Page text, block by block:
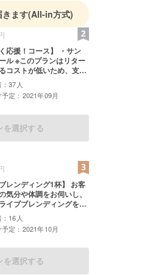
きます(All-in方式)
援！コース】 ・サン
はリター
コストが低いため、支援
を開業資金にさせていた
可能となっております。
37人
定：2021年09月
を選択する
レンディング1杯】 お客
気分や体調をお伺いし、
イブブレンディングをし
杯ご提供させていただき
16人
定：2021年10月
を選択する